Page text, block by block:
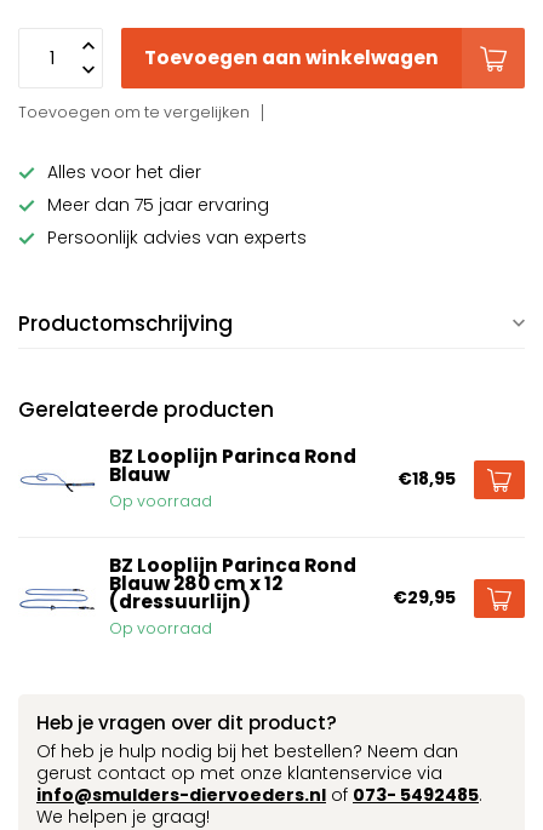
Toevoegen aan winkelwagen
Toevoegen om te vergelijken
Alles voor het dier
Meer dan 75 jaar ervaring
Persoonlijk advies van experts
Productomschrijving
Gerelateerde producten
BZ Looplijn Parinca Rond
Blauw
Op voorraad
€18,95
BZ Looplijn Parinca Rond
Blauw 280 cm x 12
(dressuurlijn)
Op voorraad
€29,95
Heb je vragen over dit product?
Of heb je hulp nodig bij het bestellen? Neem dan
gerust contact op met onze klantenservice via
info@smulders-diervoeders.nl of 073- 5492485.
We helpen je graag!